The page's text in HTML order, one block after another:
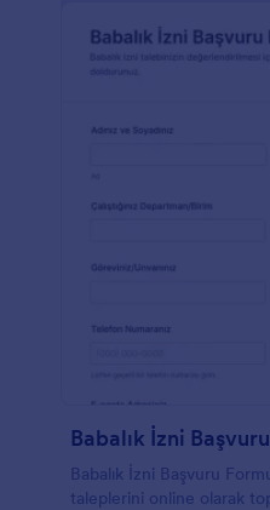
Babalık İzni
Babalık İzni Başvuru
taleplerini online olarak